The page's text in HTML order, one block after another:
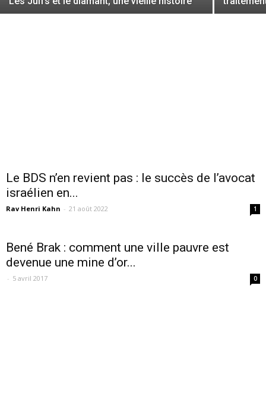
Le BDS n’en revient pas : le succès de l’avocat
israélien en...
Rav Henri Kahn - 21 août 2022 1
Bené Brak : comment une ville pauvre est
devenue une mine d’or...
- 5 avril 2017 0